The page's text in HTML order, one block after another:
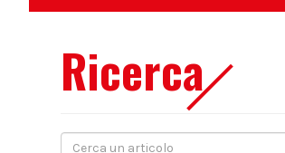
Ricerca